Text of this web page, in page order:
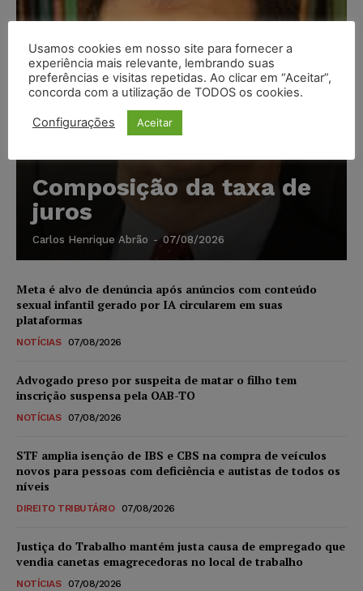
Composição da taxa de
juros
Carlos Henrique Abrão - 07/08/2026
Meta é alvo de denúncia após anúncios com conteúdo
sexual infantil gerado por IA circularem em suas
plataformas
NOTÍCIAS 07/08/2026
Advogado preso por suspeita de matar o filho tem
inscrição suspensa pela OAB-TO
NOTÍCIAS 07/08/2026
STF amplia isenção de IBS e CBS na compra de veículos
novos para pessoas com deficiência e autistas de todos os
níveis
DIREITO TRIBUTÁRIO 07/08/2026
Justiça do Trabalho mantém justa causa de empregado que
vendia canetas emagrecedoras no local de trabalho
NOTÍCIAS 07/08/2026
Usamos cookies em nosso site para fornecer a
experiência mais relevante, lembrando suas
preferências e visitas repetidas. Ao clicar em “Aceitar”,
concorda com a utilização de TODOS os cookies.
Configurações Aceitar